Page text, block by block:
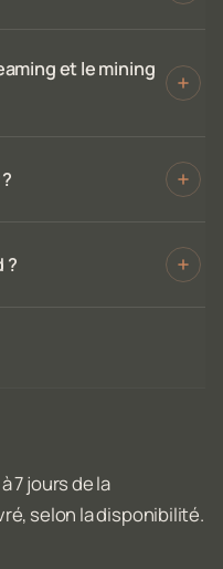
et le mining
?
7 jours de la
selon la disponibilité.